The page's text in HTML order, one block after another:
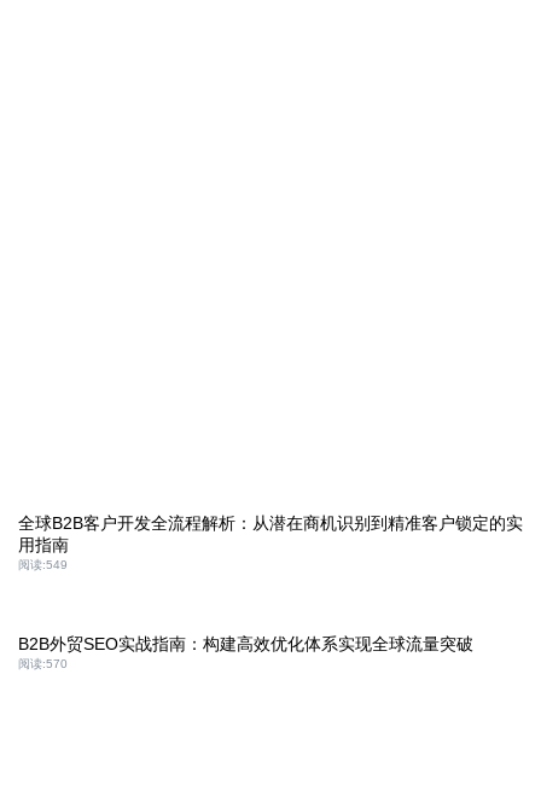
全球B2B客户开发全流程解析：从潜在商机识别到精准客户锁定的实
用指南
阅读:549
B2B外贸SEO实战指南：构建高效优化体系实现全球流量突破
阅读:570